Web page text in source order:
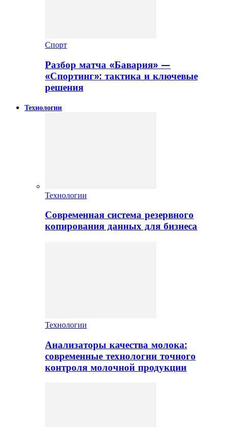
Спорт
Разбор матча «Бавария» —
«Спортинг»: тактика и ключевые
решения
Технологии
Технологии
Современная система резервного
копирования данных для бизнеса
Технологии
Анализаторы качества молока:
современные технологии точного
контроля молочной продукции